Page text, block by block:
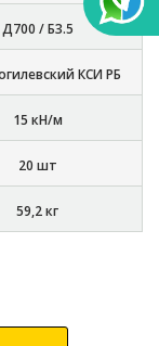
Д700 / Б3.5
КСИ РБ
15 кН/м
20 шт
59,2 кг